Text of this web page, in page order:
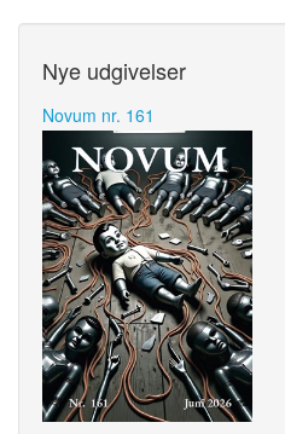
Nye udgivelser
Novum nr. 161